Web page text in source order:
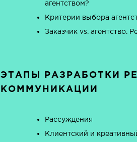
агентством?
Критерии выбора
Заказчик vs. агентство.
ЭТАПЫ РАЗРАБОТКИ
КОММУНИКАЦИИ
Рассуждения
Клиентский и